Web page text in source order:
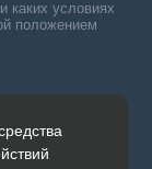
каких условиях
положением